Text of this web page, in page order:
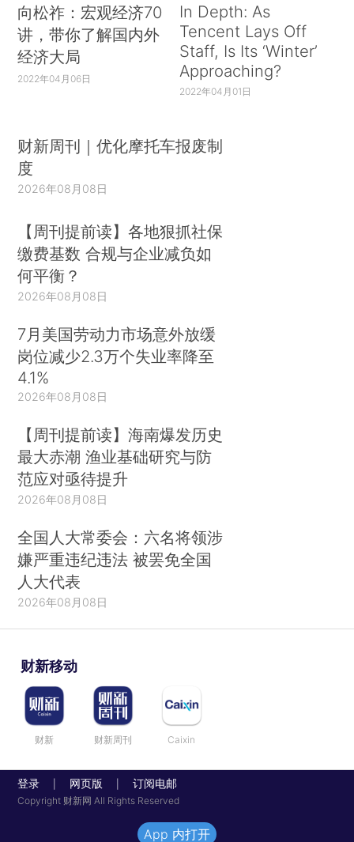
向松祚：宏观经济70
讲，带你了解国内外
经济大局
2022年04月06日
In Depth: As
Tencent Lays Off
Staff, Is Its ‘Winter’
Approaching?
2022年04月01日
财新周刊｜优化摩托车报废制
度
2026年08月08日
【周刊提前读】各地狠抓社保
缴费基数 合规与企业减负如
何平衡？
2026年08月08日
7月美国劳动力市场意外放缓
岗位减少2.3万个失业率降至
4.1%
2026年08月08日
【周刊提前读】海南爆发历史
最大赤潮 渔业基础研究与防
范应对亟待提升
2026年08月08日
全国人大常委会：六名将领涉
嫌严重违纪违法 被罢免全国
人大代表
2026年08月08日
财新移动
财新 财新周刊 Caixin
登录 网页版 订阅电邮
Copyright 财新网 All Rights Reserved
App 内打开